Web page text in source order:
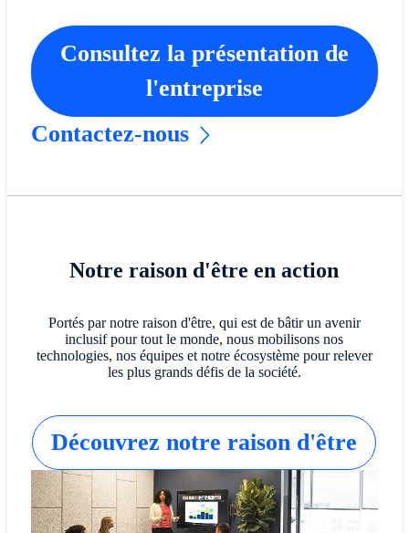
Consultez la présentation de
l'entreprise
Contactez-nous
Notre raison d'être en action
Portés par notre raison d'être, qui est de bâtir un avenir
inclusif pour tout le monde, nous mobilisons nos
technologies, nos équipes et notre écosystème pour relever
les plus grands défis de la société.
Découvrez notre raison d'être